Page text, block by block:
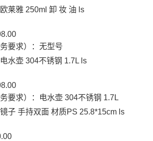
欧莱雅 250ml 卸 妆 油 ls
要求）： 无型号
电水壶 304不锈钢 1.7L ls
要求）：
电水壶 304不锈钢 1.7L
镜子 手持双面 材质PS 25.8*15cm ls